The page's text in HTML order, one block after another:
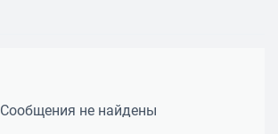
Сообщения не найдены